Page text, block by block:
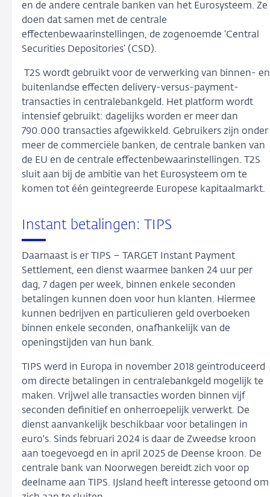
en de andere centrale banken van het Eurosysteem. Ze
doen dat samen met de centrale
effectenbewaarinstellingen, de zogenoemde ‘Central
Securities Depositories’ (CSD).
T2S wordt gebruikt voor de verwerking van binnen- en
buitenlandse effecten delivery-versus-payment-
transacties in centralebankgeld. Het platform wordt
intensief gebruikt: dagelijks worden er meer dan
790.000 transacties afgewikkeld. Gebruikers zijn onder
meer de commerciële banken, de centrale banken van
de EU en de centrale effectenbewaarinstellingen. T2S
sluit aan bij de ambitie van het Eurosysteem om te
komen tot één geïntegreerde Europese kapitaalmarkt.
Instant betalingen: TIPS
Daarnaast is er TIPS – TARGET Instant Payment
Settlement, een dienst waarmee banken 24 uur per
dag, 7 dagen per week, binnen enkele seconden
betalingen kunnen doen voor hun klanten. Hiermee
kunnen bedrijven en particulieren geld overboeken
binnen enkele seconden, onafhankelijk van de
openingstijden van hun bank.
TIPS werd in Europa in november 2018 geïntroduceerd
om directe betalingen in centralebankgeld mogelijk te
maken. Vrijwel alle transacties worden binnen vijf
seconden definitief en onherroepelijk verwerkt. De
dienst aanvankelijk beschikbaar voor betalingen in
euro's. Sinds februari 2024 is daar de Zweedse kroon
aan toegevoegd en in april 2025 de Deense kroon. De
centrale bank van Noorwegen bereidt zich voor op
deelname aan TIPS. IJsland heeft interesse getoond om